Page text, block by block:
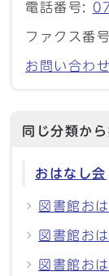
電話番号:
ファクス
お問い合わ
同じ分類か
おはなし会
図書館お
図書館お
図書館お